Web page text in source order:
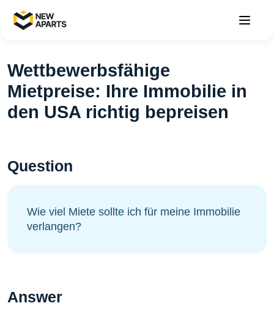
Wettbewerbsfähige
Mietpreise: Ihre Immobilie in
den USA richtig bepreisen
Question
Wie viel Miete sollte ich für meine Immobilie
verlangen?
Answer